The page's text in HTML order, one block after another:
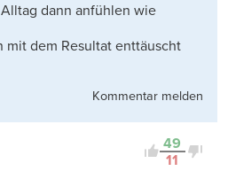
dann anfühlen wie
mit dem Resultat enttäuscht
Kommentar melden
49
11